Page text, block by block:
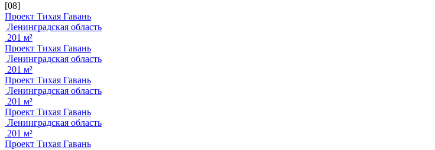
[08]
Проект Тихая Гавань
Ленинградская область
201 м²
Проект Тихая Гавань
Ленинградская область
201 м²
Проект Тихая Гавань
Ленинградская область
201 м²
Проект Тихая Гавань
Ленинградская область
201 м²
Проект Тихая Гавань